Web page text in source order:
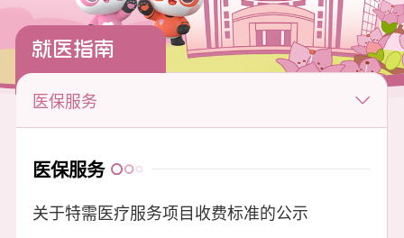
医保服务
就医指南
医保服务
关于特需医疗服务项目收费标准的公示